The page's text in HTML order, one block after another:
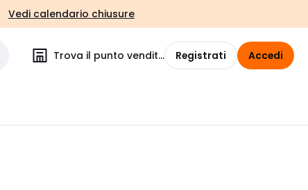
Vedi calendario chiusure
Trova il punto vendita Registrati Accedi